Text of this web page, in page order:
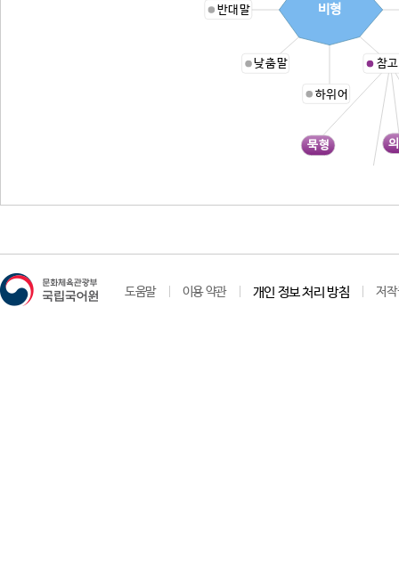
묵형
참
하위어
낮춤말
반대말 비형
도움말 이용 약관 개인 정보 처리 방침 저